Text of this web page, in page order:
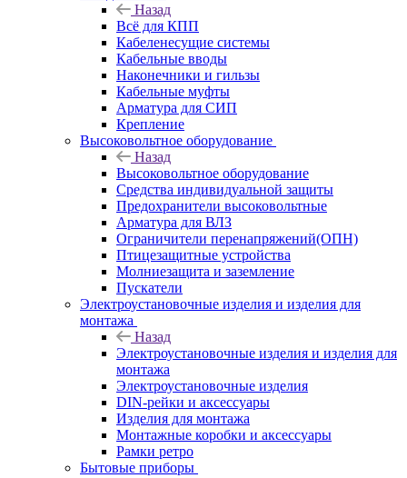
Назад
Всё для КПП
Кабеленесущие системы
Кабельные вводы
Наконечники и гильзы
Кабельные муфты
Арматура для СИП
Крепление
Высоковольтное оборудование
Назад
Высоковольтное оборудование
Средства индивидуальной защиты
Предохранители высоковольтные
Арматура для ВЛЗ
Ограничители перенапряжений(ОПН)
Птицезащитные устройства
Молниезащита и заземление
Пускатели
Электроустановочные изделия и изделия для
монтажа
Назад
Электроустановочные изделия и изделия для
монтажа
Электроустановочные изделия
DIN-рейки и аксессуары
Изделия для монтажа
Монтажные коробки и аксессуары
Рамки ретро
Бытовые приборы